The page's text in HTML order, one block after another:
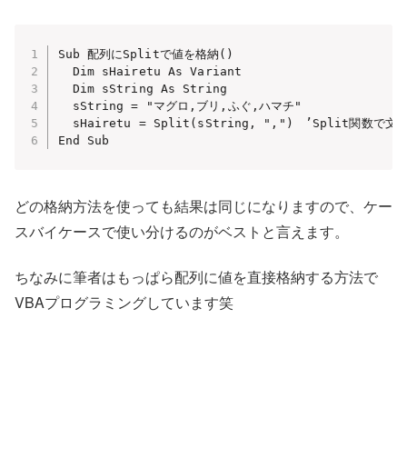
Sub 配列にSplitで値を格納()
  Dim sHairetu As Variant
  Dim sString As String
  sString = "マグロ,ブリ,ふぐ,ハマチ"
sHairetu = Split(sString, ",")　’Split関数で文字
End Sub
どの格納方法を使っても結果は同じになりますので、ケー
スバイケースで使い分けるのがベストと言えます。
ちなみに筆者はもっぱら配列に値を直接格納する方法で
VBAプログラミングしています笑